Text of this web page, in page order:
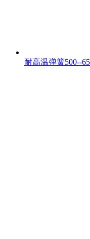
耐高温弹簧500--